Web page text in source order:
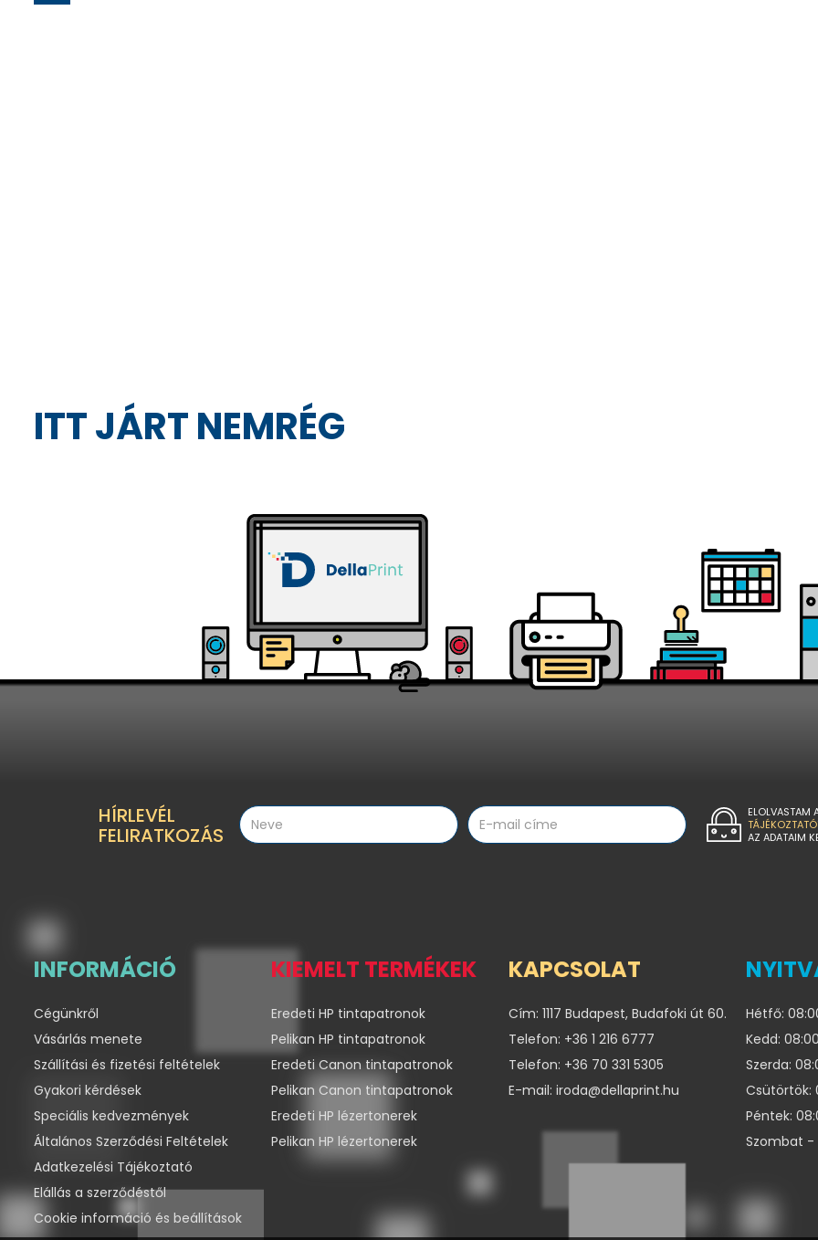
ITT JÁRT NEMRÉG
HÍRLEVÉL
FELIRATKOZÁS
ELOLVASTAM
AZ ADATAIM
INFORMÁCIÓ
Cégünkről
Vásárlás menete
Szállítási és fizetési feltételek
Gyakori kérdések
Speciális kedvezmények
Általános Szerződési Feltételek
Adatkezelési Tájékoztató
Elállás a szerződéstől
Cookie információ és beállítások
KIEMELT TERMÉKEK
Eredeti HP tintapatronok
Pelikan HP tintapatronok
Eredeti Canon tintapatronok
Pelikan Canon tintapatronok
Eredeti HP lézertonerek
Pelikan HP lézertonerek
KAPCSOLAT
Cím: 1117 Budapest, Budafoki út 60.
Telefon: +36 1 216 6777
Telefon: +36 70 331 5305
E-mail: iroda@dellaprint.hu
Hétfő:
Kedd:
Szerda:
Csütörtök:
Péntek:
Szombat -